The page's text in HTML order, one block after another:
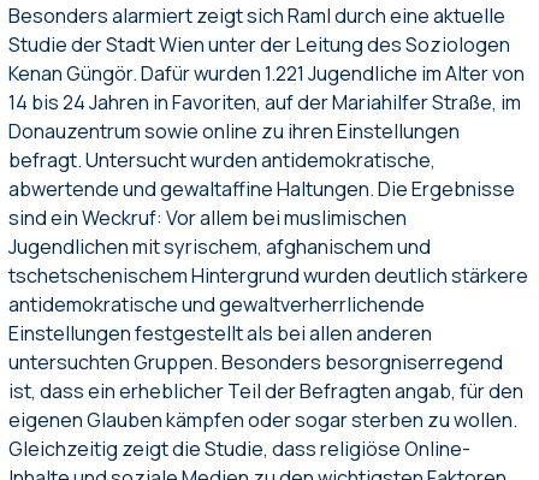
Besonders alarmiert zeigt sich Raml durch eine aktuelle
Studie der Stadt Wien unter der Leitung des Soziologen
Kenan Güngör. Dafür wurden 1.221 Jugendliche im Alter von
14 bis 24 Jahren in Favoriten, auf der Mariahilfer Straße, im
Donauzentrum sowie online zu ihren Einstellungen
befragt. Untersucht wurden antidemokratische,
abwertende und gewaltaffine Haltungen. Die Ergebnisse
sind ein Weckruf: Vor allem bei muslimischen
Jugendlichen mit syrischem, afghanischem und
tschetschenischem Hintergrund wurden deutlich stärkere
antidemokratische und gewaltverherrlichende
Einstellungen festgestellt als bei allen anderen
untersuchten Gruppen. Besonders besorgniserregend
ist, dass ein erheblicher Teil der Befragten angab, für den
eigenen Glauben kämpfen oder sogar sterben zu wollen.
Gleichzeitig zeigt die Studie, dass religiöse Online-